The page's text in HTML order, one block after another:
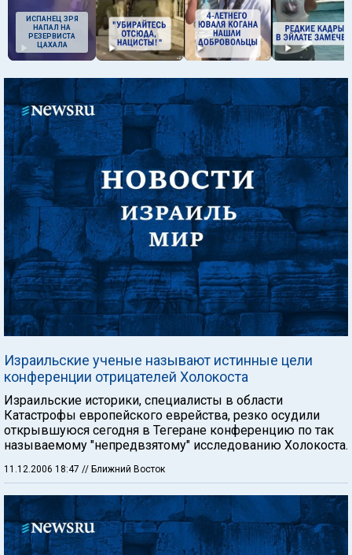
ИСПАНЕЦ ЗРЯ
НАПАЛ НА
РЕЗЕРВИСТА
ЦАХАЛА
Израильские ученые называют истинные цели
конференции отрицателей Холокоста
Израильские историки, специалисты в области
Катастрофы европейского еврейства, резко осудили
открывшуюся сегодня в Тегеране конференцию по так
называемому "непредвзятому" исследованию Холокоста.
11.12.2006 18:47 // Ближний Восток